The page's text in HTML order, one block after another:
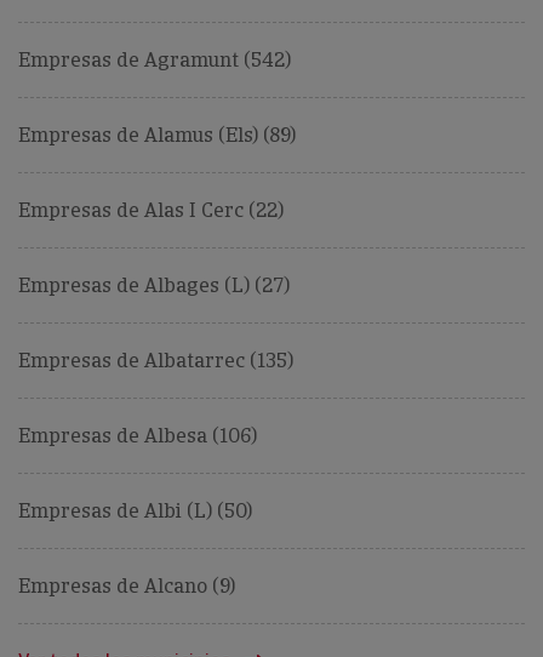
Empresas de Agramunt (542)
Empresas de Alamus (Els) (89)
Empresas de Alas I Cerc (22)
Empresas de Albages (L) (27)
Empresas de Albatarrec (135)
Empresas de Albesa (106)
Empresas de Albi (L) (50)
Empresas de Alcano (9)